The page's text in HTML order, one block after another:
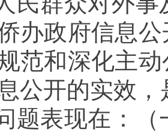
办政府信息
范和深化主
公开的实效
题表现在：